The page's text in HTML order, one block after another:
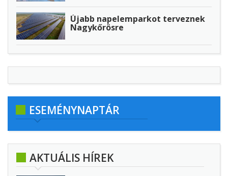
Újabb napelemparkot terveznek
Nagykőrösre
ESEMÉNYNAPTÁR
AKTUÁLIS HÍREK